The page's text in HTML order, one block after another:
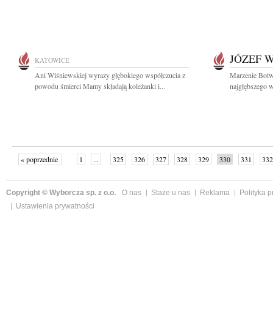
KATOWICE
Ani Wiśniewskiej wyrazy głębokiego współczucia z
powodu śmierci Mamy składają koleżanki i...
JÓZEF
Marzenie
najgłębszego
« poprzednie 1 ... 325 326 327 328 329 330 331
332
Copyright © Wyborcza sp. z o.o. O nas Staże u nas Reklama
Polityka
Ustawienia prywatności